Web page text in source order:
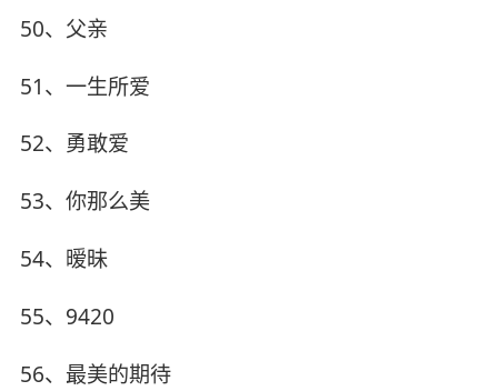
50、父亲
51、一生所爱
52、勇敢爱
53、你那么美
54、暧昧
55、9420
56、最美的期待